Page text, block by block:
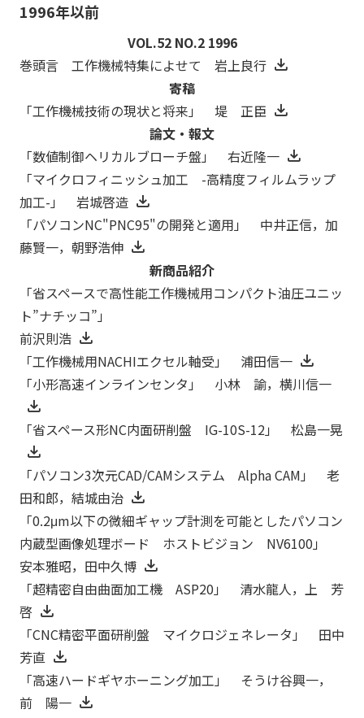
1996年以前
VOL.52 NO.2 1996
巻頭言 工作機械特集によせて 岩上良行
寄稿
「工作機械技術の現状と将来」 堤 正臣
論文・報文
「数値制御ヘリカルブローチ盤」 右近隆一
「マイクロフィニッシュ加工 -高精度フィルムラップ
加工-」 岩城啓造
「パソコンNC"PNC95"の開発と適用」 中井正信，加
藤賢一，朝野浩伸
新商品紹介
「省スペースで高性能工作機械用コンパクト油圧ユニッ
ト”ナチッコ”」
前沢則浩
「工作機械用NACHIエクセル軸受」 浦田信一
「小形高速インラインセンタ」 小林 諭，横川信一
「省スペース形NC内面研削盤 IG-10S-12」 松島一晃
「パソコン3次元CAD/CAMシステム Alpha CAM」 老
田和郎，結城由治
「0.2μm以下の微細ギャップ計測を可能としたパソコン
内蔵型画像処理ボード ホストビジョン NV6100」
安本雅昭，田中久博
「超精密自由曲面加工機 ASP20」 清水龍人，上 芳
啓
「CNC精密平面研削盤 マイクロジェネレータ」 田中
芳直
「高速ハードギヤホーニング加工」 そうけ谷興一，
前 陽一